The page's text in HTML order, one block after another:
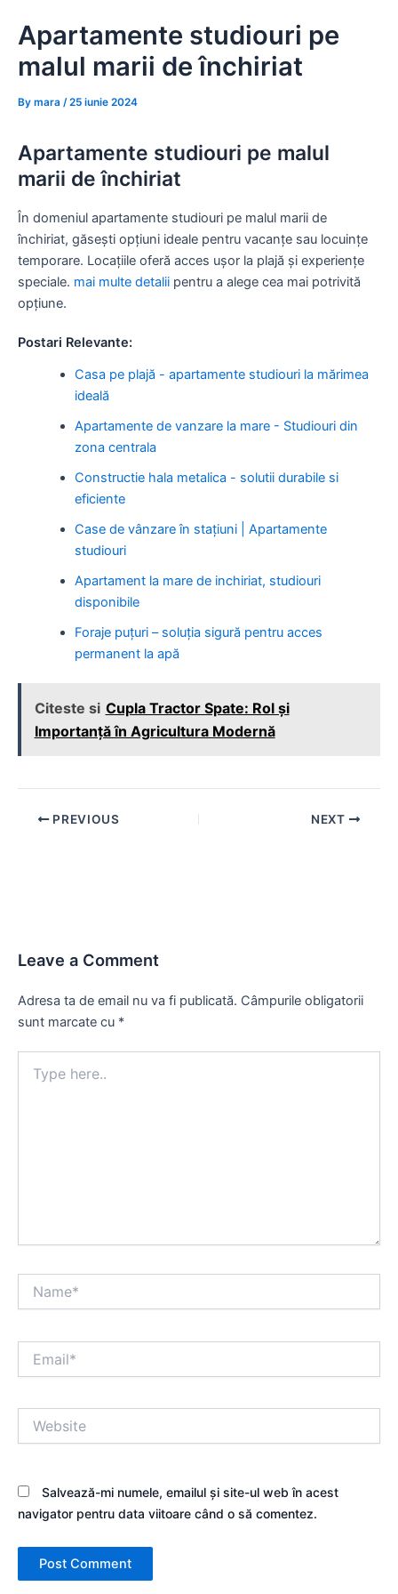
content
Apartamente studiouri pe
malul marii de închiriat
By mara /25 iunie 2024
Apartamente studiouri pe malul
marii de închiriat
În domeniul apartamente studiouri pe malul marii de
închiriat, găsești opțiuni ideale pentru vacanțe sau locuințe
temporare. Locațiile oferă acces ușor la plajă și experiențe
speciale. mai multe detalii pentru a alege cea mai potrivită
opțiune.
Postari Relevante:
Casa pe plajă - apartamente studiouri la mărimea
ideală
Apartamente de vanzare la mare - Studiouri din
zona centrala
Constructie hala metalica - solutii durabile si
eficiente
Case de vânzare în stațiuni | Apartamente
studiouri
Apartament la mare de inchiriat, studiouri
disponibile
Foraje puțuri – soluția sigură pentru acces
permanent la apă
Citeste si Cupla Tractor Spate: Rol și
Importanță în Agricultura Modernă
Post PREVIOUS NEXT
Leave a Comment
Adresa ta de email nu va fi publicată. Câmpurile obligatorii
sunt marcate cu *
here..
Salvează-mi numele, emailul și site-ul web în acest
navigator pentru data viitoare când o să comentez.